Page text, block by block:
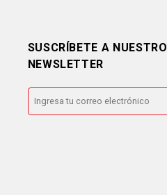
SUSCRÍBETE A NUESTRO
NEWSLETTER